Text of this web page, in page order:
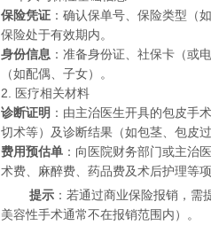
保险凭证 ：确认保单号、保险类型（
保险处于有效期内。
身份信息 ：准备身份证、社保卡（或
（如配偶、子女）。
2. 医疗相关材料
诊断证明 ：由主治医生开具的包皮手
切术等）及诊断结果（如包茎、包皮
费用预估单 ：向医院财务部门或主治
术费、麻醉费、药品费及术后护理等
提示 ：若通过商业保险报销，
美容性手术通常不在报销范围内）。